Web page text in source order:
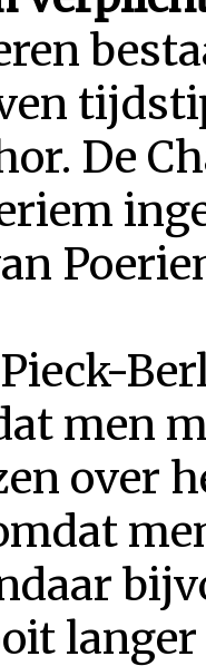
De
Pieck-
men
over